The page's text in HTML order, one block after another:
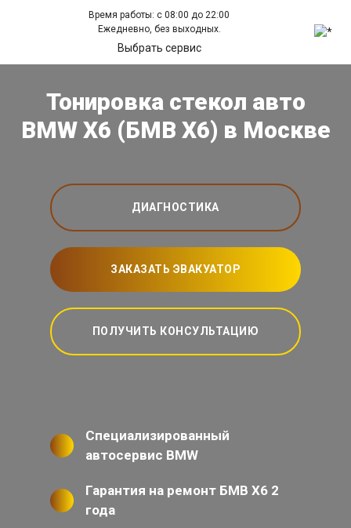
Время работы: с 08:00 до 22:00
Ежедневно, без выходных.
Выбрать сервис
Тонировка стекол авто
BMW X6 (БМВ Х6) в Москве
ДИАГНОСТИКА
ЗАКАЗАТЬ ЭВАКУАТОР
ПОЛУЧИТЬ КОНСУЛЬТАЦИЮ
Специализированный
автосервис BMW
Гарантия на ремонт БМВ Х6 2
года